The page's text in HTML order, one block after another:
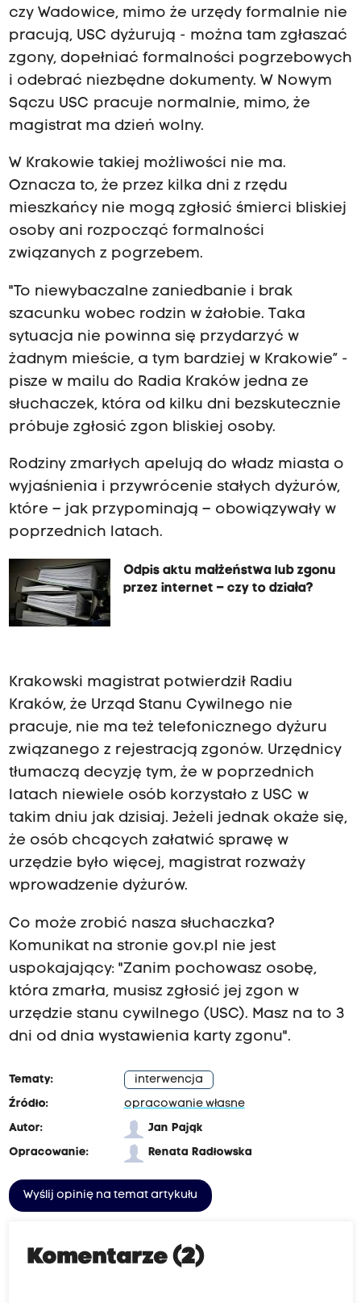
czy Wadowice, mimo że urzędy formalnie nie
pracują, USC dyżurują - można tam zgłaszać
zgony, dopełniać formalności pogrzebowych
i odebrać niezbędne dokumenty. W Nowym
Sączu USC pracuje normalnie, mimo, że
magistrat ma dzień wolny.
W Krakowie takiej możliwości nie ma.
Oznacza to, że przez kilka dni z rzędu
mieszkańcy nie mogą zgłosić śmierci bliskiej
osoby ani rozpocząć formalności
związanych z pogrzebem.
"To niewybaczalne zaniedbanie i brak
szacunku wobec rodzin w żałobie. Taka
sytuacja nie powinna się przydarzyć w
żadnym mieście, a tym bardziej w Krakowie” -
pisze w mailu do Radia Kraków jedna ze
słuchaczek, która od kilku dni bezskutecznie
próbuje zgłosić zgon bliskiej osoby.
Rodziny zmarłych apelują do władz miasta o
wyjaśnienia i przywrócenie stałych dyżurów,
które – jak przypominają – obowiązywały w
poprzednich latach.
Odpis aktu małżeństwa lub zgonu
przez internet – czy to działa?
Krakowski magistrat potwierdził Radiu
Kraków, że Urząd Stanu Cywilnego nie
pracuje, nie ma też telefonicznego dyżuru
związanego z rejestracją zgonów. Urzędnicy
tłumaczą decyzję tym, że w poprzednich
latach niewiele osób korzystało z USC w
takim dniu jak dzisiaj. Jeżeli jednak okaże się,
że osób chcących załatwić sprawę w
urzędzie było więcej, magistrat rozważy
wprowadzenie dyżurów.
Co może zrobić nasza słuchaczka?
Komunikat na stronie gov.pl nie jest
uspokajający: "Zanim pochowasz osobę,
która zmarła, musisz zgłosić jej zgon w
urzędzie stanu cywilnego (USC). Masz na to 3
dni od dnia wystawienia karty zgonu".
Tematy:
interwencja
Źródło:
opracowanie własne
Autor:
Jan Pająk
Opracowanie:
Renata Radłowska
Wyślij opinię na temat artykułu
Komentarze (2)